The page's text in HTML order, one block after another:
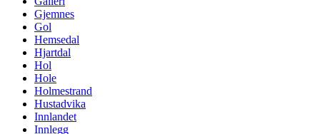
Gjemnes
Gol
Hemsedal
Hjartdal
Hol
Hole
Holmestrand
Hustadvika
Innlandet
Innlegg